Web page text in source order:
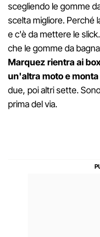
scegliendo le gomme
scelta migliore. Perché
e c'è da mettere le
che le gomme da
Marquez rientra ai
un'altra moto e
due, poi altri sette.
prima del via.